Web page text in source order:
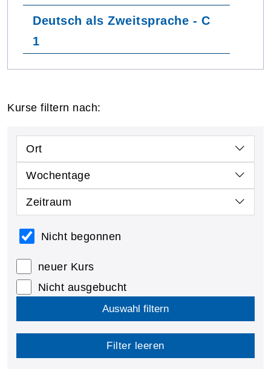
Deutsch als Zweitsprache - C
1
Kurse filtern nach:
Ort
Wochentage
Zeitraum
Nicht begonnen
neuer Kurs
Nicht ausgebucht
Auswahl filtern
Filter leeren